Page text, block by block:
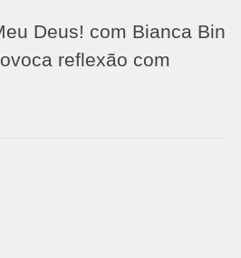
Deus! com Bianca Bin
reflexão com